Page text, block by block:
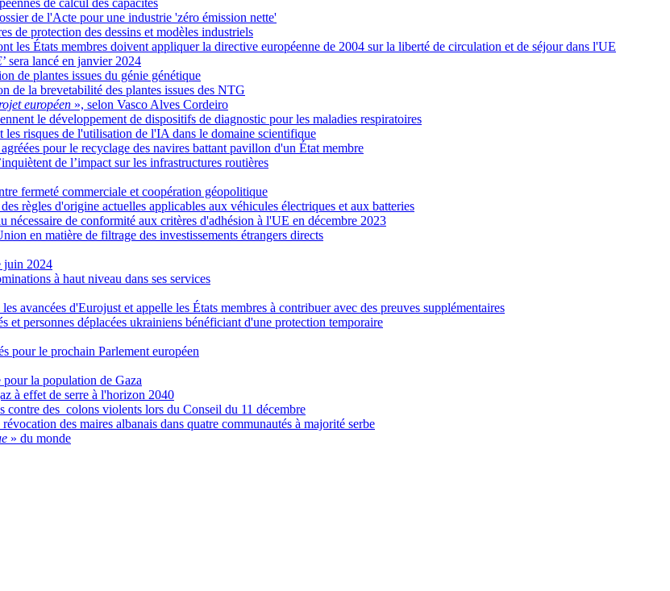
de l'Acte pour une industrie 'zéro émission nette'
de protection des dessins et modèles industriels
les États membres doivent appliquer la directive européenne de 2004 sur la liberté de circulation et de séjour dans l'UE
’ sera lancé en janvier 2024
de plantes issues du génie génétique
de la brevetabilité des plantes issues des NTG
européen », selon Vasco Alves Cordeiro
le développement de dispositifs de diagnostic pour les maladies respiratoires
risques de l'utilisation de l'IA dans le domaine scientifique
pour le recyclage des navires battant pavillon d'un État membre
de l’impact sur les infrastructures routières
fermeté commerciale et coopération géopolitique
règles d'origine actuelles applicables aux véhicules électriques et aux batteries
nécessaire de conformité aux critères d'adhésion à l'UE en décembre 2023
en matière de filtrage des investissements étrangers directs
juin 2024
à haut niveau dans ses services
avancées d'Eurojust et appelle les États membres à contribuer avec des preuves supplémentaires
personnes déplacées ukrainiens bénéficiant d'une protection temporaire
pour le prochain Parlement européen
la population de Gaza
à effet de serre à l'horizon 2040
contre des colons violents lors du Conseil du 11 décembre
des maires albanais dans quatre communautés à majorité serbe
» du monde